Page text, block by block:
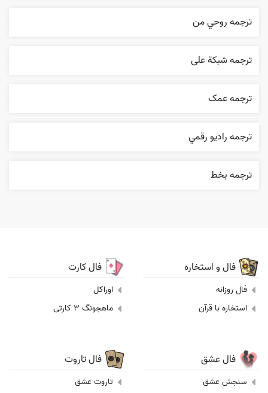
ترجمه روحي من
ترجمه شبکة علی
ترجمه عمک
ترجمه راديو رقمي
ترجمه بخط
فال و استخاره
فال روزانه
استخاره با قرآن
فال کارت
اوراکل
ماهجونگ 3 کارتی
فال عشق
سنجش عشق
فال تاروت
تاروت عشق